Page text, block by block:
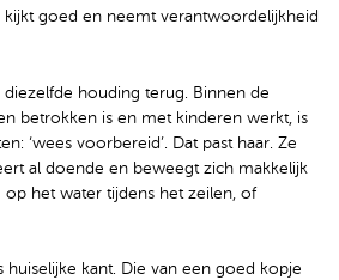
goed en neemt verantwoordelijkheid
houding terug. Binnen de
betrokken is en met kinderen werkt, is
‘wees voorbereid’. Dat past haar. Ze
al doende en beweegt zich makkelijk
op het water tijdens het zeilen, of
huiselijke kant. Die van een goed kopje